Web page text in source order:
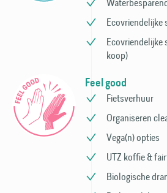
Ecovriendelijke
koop)
Feel good
Fietsverhuur
Organiseren
Vega(n) opties
UTZ koffie &
Biologische